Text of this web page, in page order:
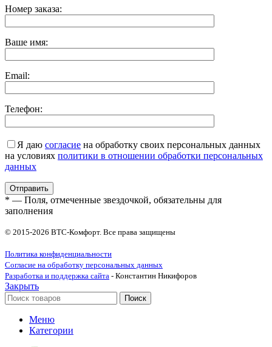
Номер заказа:
Ваше имя:
Email:
Телефон:
Я даю согласие на обработку своих персональных данных
на условиях политики в отношении обработки персональных
данных
* — Поля, отмеченные звездочкой, обязательны для
заполнения
© 2015-2026 ВТС-Комфорт. Все права защищены
Политика конфиденциальности
Согласие на обработку персональных данных
Разработка и поддержка сайта - Константин Никифоров
Закрыть
Поиск
Меню
Категории